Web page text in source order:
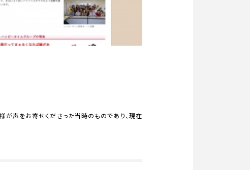
が声をお寄せくださった当時のものであり、現在